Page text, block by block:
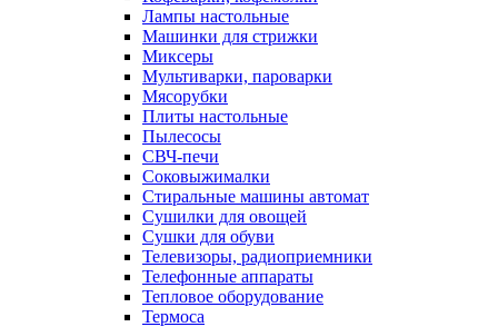
Лампы настольные
Машинки для стрижки
Миксеры
Мультиварки, пароварки
Мясорубки
Плиты настольные
Пылесосы
СВЧ-печи
Соковыжималки
Стиральные машины автомат
Сушилки для овощей
Сушки для обуви
Телевизоры, радиоприемники
Телефонные аппараты
Тепловое оборудование
Термоса